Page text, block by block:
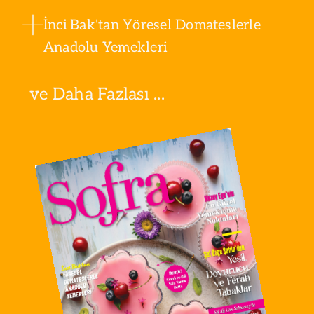
İnci Bak'tan Yöresel Domateslerle
Anadolu Yemekleri
ve Daha Fazlası ...